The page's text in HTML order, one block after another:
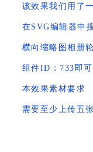
该效果我们用了
在SVG编辑器中
横向缩略图相册
组件ID：733即可
本效果素材要求
需要至少上传五